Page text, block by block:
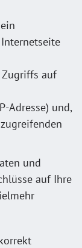
auf
Adresse) und,
und
auf Ihre